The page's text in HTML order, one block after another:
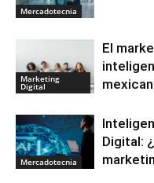
Mercadotecnia
Marketing
Digital
El
Mercadotecnia
Digital: